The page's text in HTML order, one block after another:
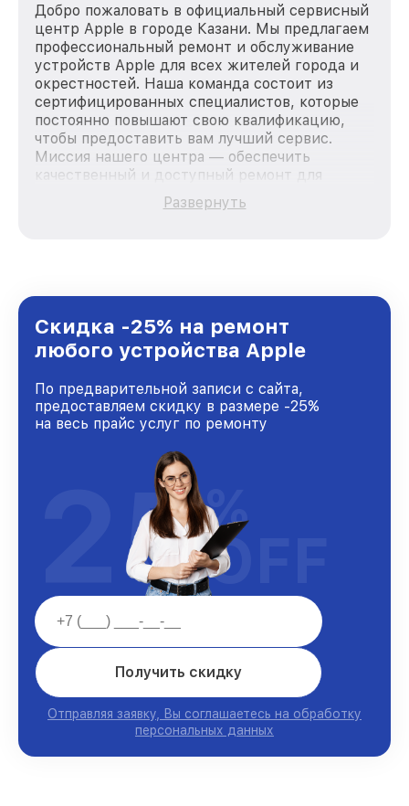
Добро пожаловать в официальный сервисный
центр Apple в городе Казани. Мы предлагаем
профессиональный ремонт и обслуживание
устройств Apple для всех жителей города и
окрестностей. Наша команда состоит из
сертифицированных специалистов, которые
постоянно повышают свою квалификацию,
чтобы предоставить вам лучший сервис.
Миссия нашего центра — обеспечить
качественный и доступный ремонт для
каждого пользователя продукции Apple, вне
зависимости от сложности поломки. Мы
и лояльности наших клиентов.
Развернуть
Скидка -25% на ремонт
любого устройства Apple
По предварительной записи с сайта,
предоставляем скидку в размере -25%
на весь прайс услуг по ремонту
Получить скидку
Отправляя заявку, Вы соглашаетесь на обработку
персональных данных
25%
OFF